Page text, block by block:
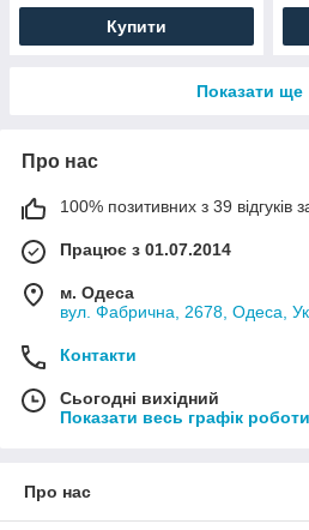
Купити
Показати ще
Про нас
100% позитивних з 39 відгуків
Працює з 01.07.2014
м. Одеса
вул. Фабрична, 2678, Одеса,
Контакти
Сьогодні вихідний
Показати весь графік роботи
Про нас